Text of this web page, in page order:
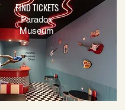
FIND TICKETS
Paradox
Museum